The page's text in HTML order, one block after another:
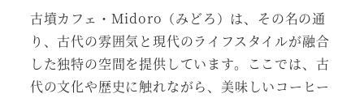
古墳カフェ・Midoro（みどろ）は、その名の通
り、古代の雰囲気と現代のライフスタイルが融合
した独特の空間を提供しています。ここでは、古
代の文化や歴史に触れながら、美味しいコーヒー